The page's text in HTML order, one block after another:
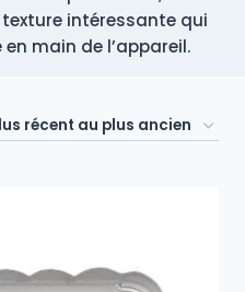
intéressante qui
main de l’appareil.